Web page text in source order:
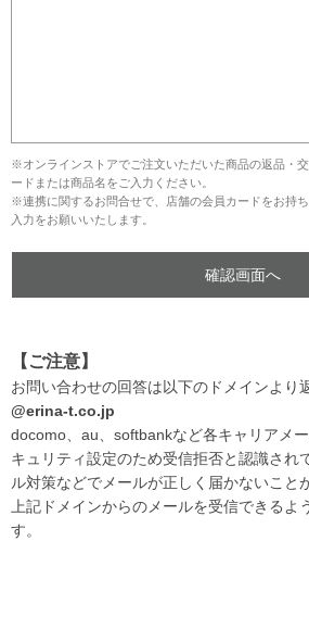
※オンラインストアでご注文いただいた商品の返品・
ードまたは商品名をご入力ください。
※連携に関するお問合せで、店舗の会員カードをお持
入力をお願いいたします。
【ご注意】
お問い合わせの回答は以下のドメインより
@erina-t.co.jp
docomo、au、softbankなど各キャリアメ
キュリティ設定のため受信拒否と認識され
ル対策などでメールが正しく届かないこと
上記ドメインからのメールを受信できるよ
す。